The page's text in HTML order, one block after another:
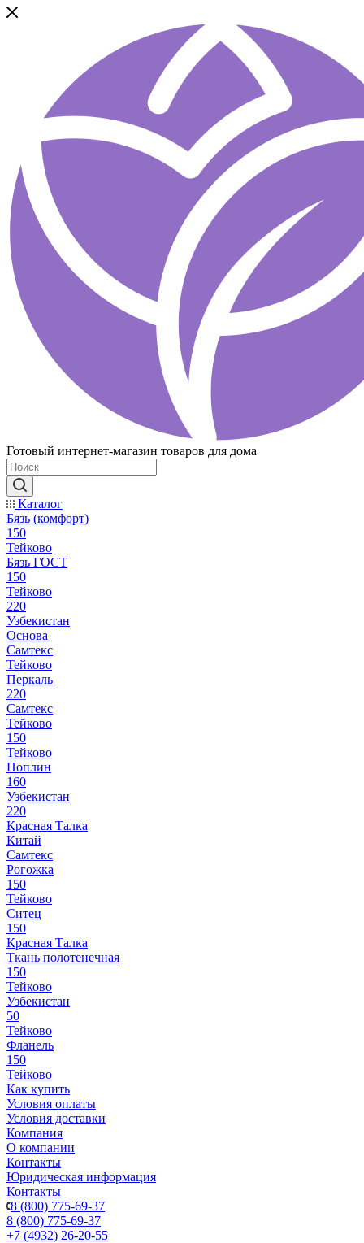
Готовый интернет-магазин товаров для дома
Каталог
Бязь (комфорт)
150
Тейково
Бязь ГОСТ
150
Тейково
220
Узбекистан
Основа
Самтекс
Тейково
Перкаль
220
Самтекс
Тейково
150
Тейково
Поплин
160
Узбекистан
220
Красная Талка
Китай
Самтекс
Рогожка
150
Тейково
Ситец
150
Красная Талка
Ткань полотенечная
150
Тейково
Узбекистан
50
Тейково
Фланель
150
Тейково
Как купить
Условия оплаты
Условия доставки
Компания
О компании
Контакты
Юридическая информация
Контакты
8 (800) 775-69-37
8 (800) 775-69-37
+7 (4932) 26-20-55